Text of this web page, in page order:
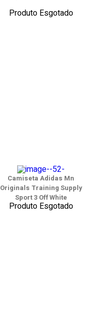
Produto Esgotado
Camiseta Adidas Mn
Originals Training Supply
Sport 3 Off White
Produto Esgotado